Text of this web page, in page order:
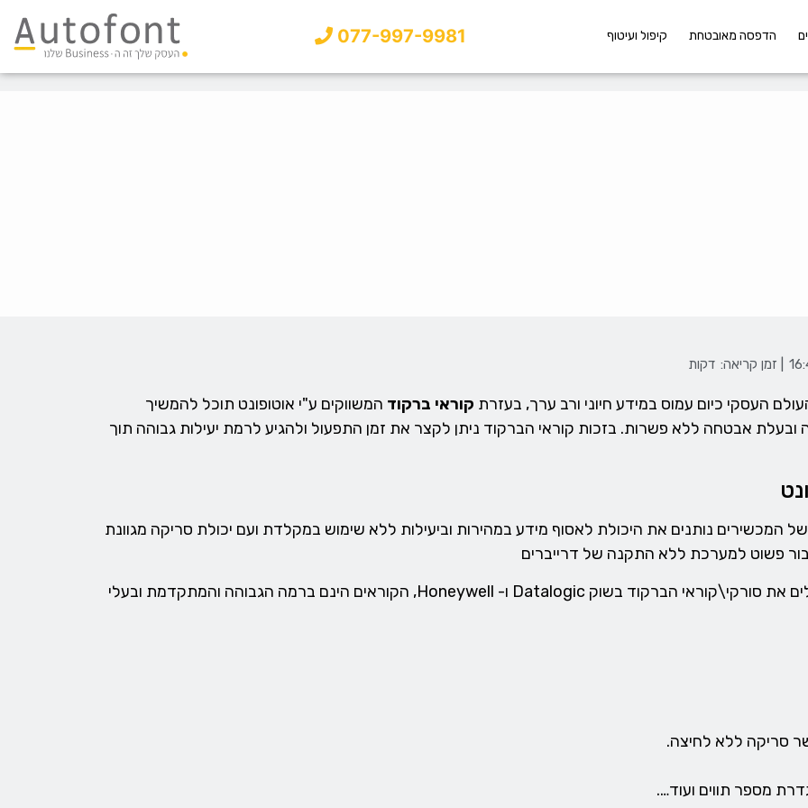
הדפסה מאובטחת קיפול ועיטוף 077-997-9981
| זמן קריאה: דקות
העסקי כיום עמוס במידע חיוני ורב ערך, בעזרת קוראי ברקוד המשווקים ע"י אוטופונט תוכל להמשיך
אבטחה ללא פשרות. בזכות קוראי הברקוד ניתן לקצר את זמן התפעול ולהגיע לרמת יעילות גבוהה תוך
המכשירים נותנים את היכולת לאסוף מידע במהירות וביעילות ללא שימוש במקלדת ועם יכולת סריקה מגוונת
פשוט למערכת ללא התקנה של דרייברים
אוטופונט בחרה בשני מותגים בין-לאומיים המובילים את סורקי\קוראי הברקוד בשוק Datalogic ו- Honeywell, הקוראים הינם ברמה הגבוהה והמתקדמת ובעלי
סריקה ללא לחיצה.
מספר תווים ועוד….